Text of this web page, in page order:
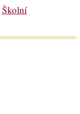
Školní